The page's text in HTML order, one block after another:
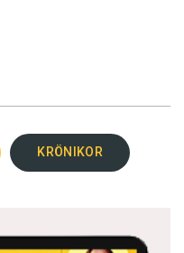
KRÖNIKOR